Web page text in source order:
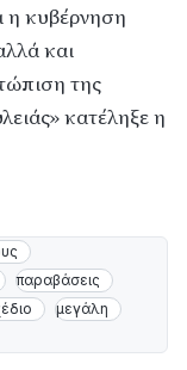
η κυβέρνηση
και
της
κατέληξε η
παραβάσεις
μεγάλη